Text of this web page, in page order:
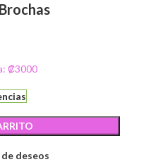
₡3000
deseos